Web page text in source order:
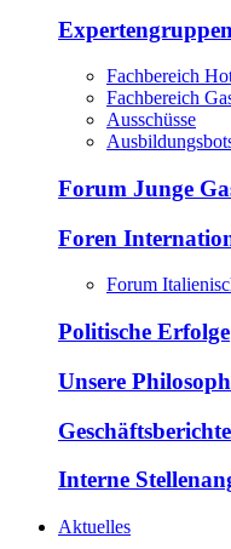
Expertengruppen
Fachbereich
Fachbereich
Ausschüsse
Forum Junge
Foren
Forum
Politische Erfolge
Unsere
Geschäftsberichte
Interne
Aktuelles